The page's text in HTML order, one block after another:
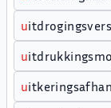
u
u
u